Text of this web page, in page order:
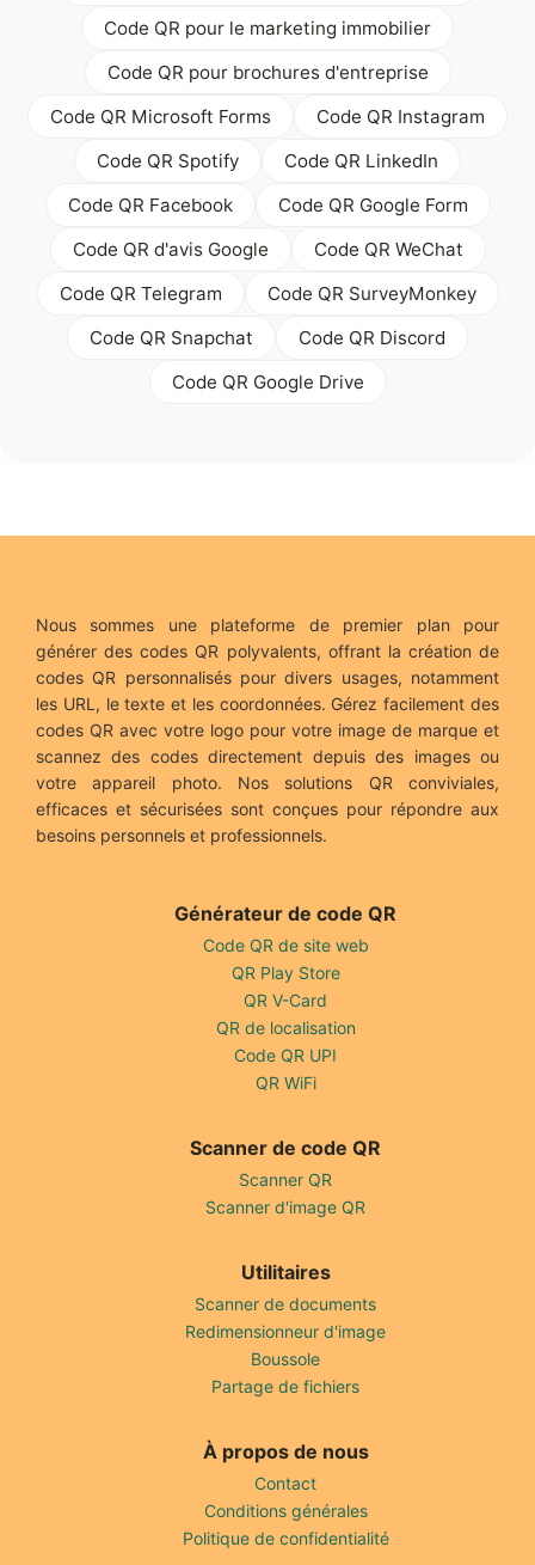
Code QR pour le marketing immobilier
Code QR pour brochures d'entreprise
Code QR Microsoft Forms
Code QR Instagram
Code QR Spotify
Code QR LinkedIn
Code QR Facebook
Code QR Google Form
Code QR d'avis Google
Code QR WeChat
Code QR Telegram
Code QR SurveyMonkey
Code QR Snapchat
Code QR Discord
Code QR Google Drive
Nous sommes une plateforme de premier plan pour
générer des codes QR polyvalents, offrant la création de
codes QR personnalisés pour divers usages, notamment
les URL, le texte et les coordonnées. Gérez facilement des
codes QR avec votre logo pour votre image de marque et
scannez des codes directement depuis des images ou
votre appareil photo. Nos solutions QR conviviales,
efficaces et sécurisées sont conçues pour répondre aux
besoins personnels et professionnels.
Générateur de code QR
Code QR de site web
QR Play Store
QR V-Card
QR de localisation
Code QR UPI
QR WiFi
Scanner de code QR
Scanner QR
Scanner d'image QR
Utilitaires
Scanner de documents
Redimensionneur d'image
Boussole
Partage de fichiers
À propos de nous
Contact
Conditions générales
Politique de confidentialité